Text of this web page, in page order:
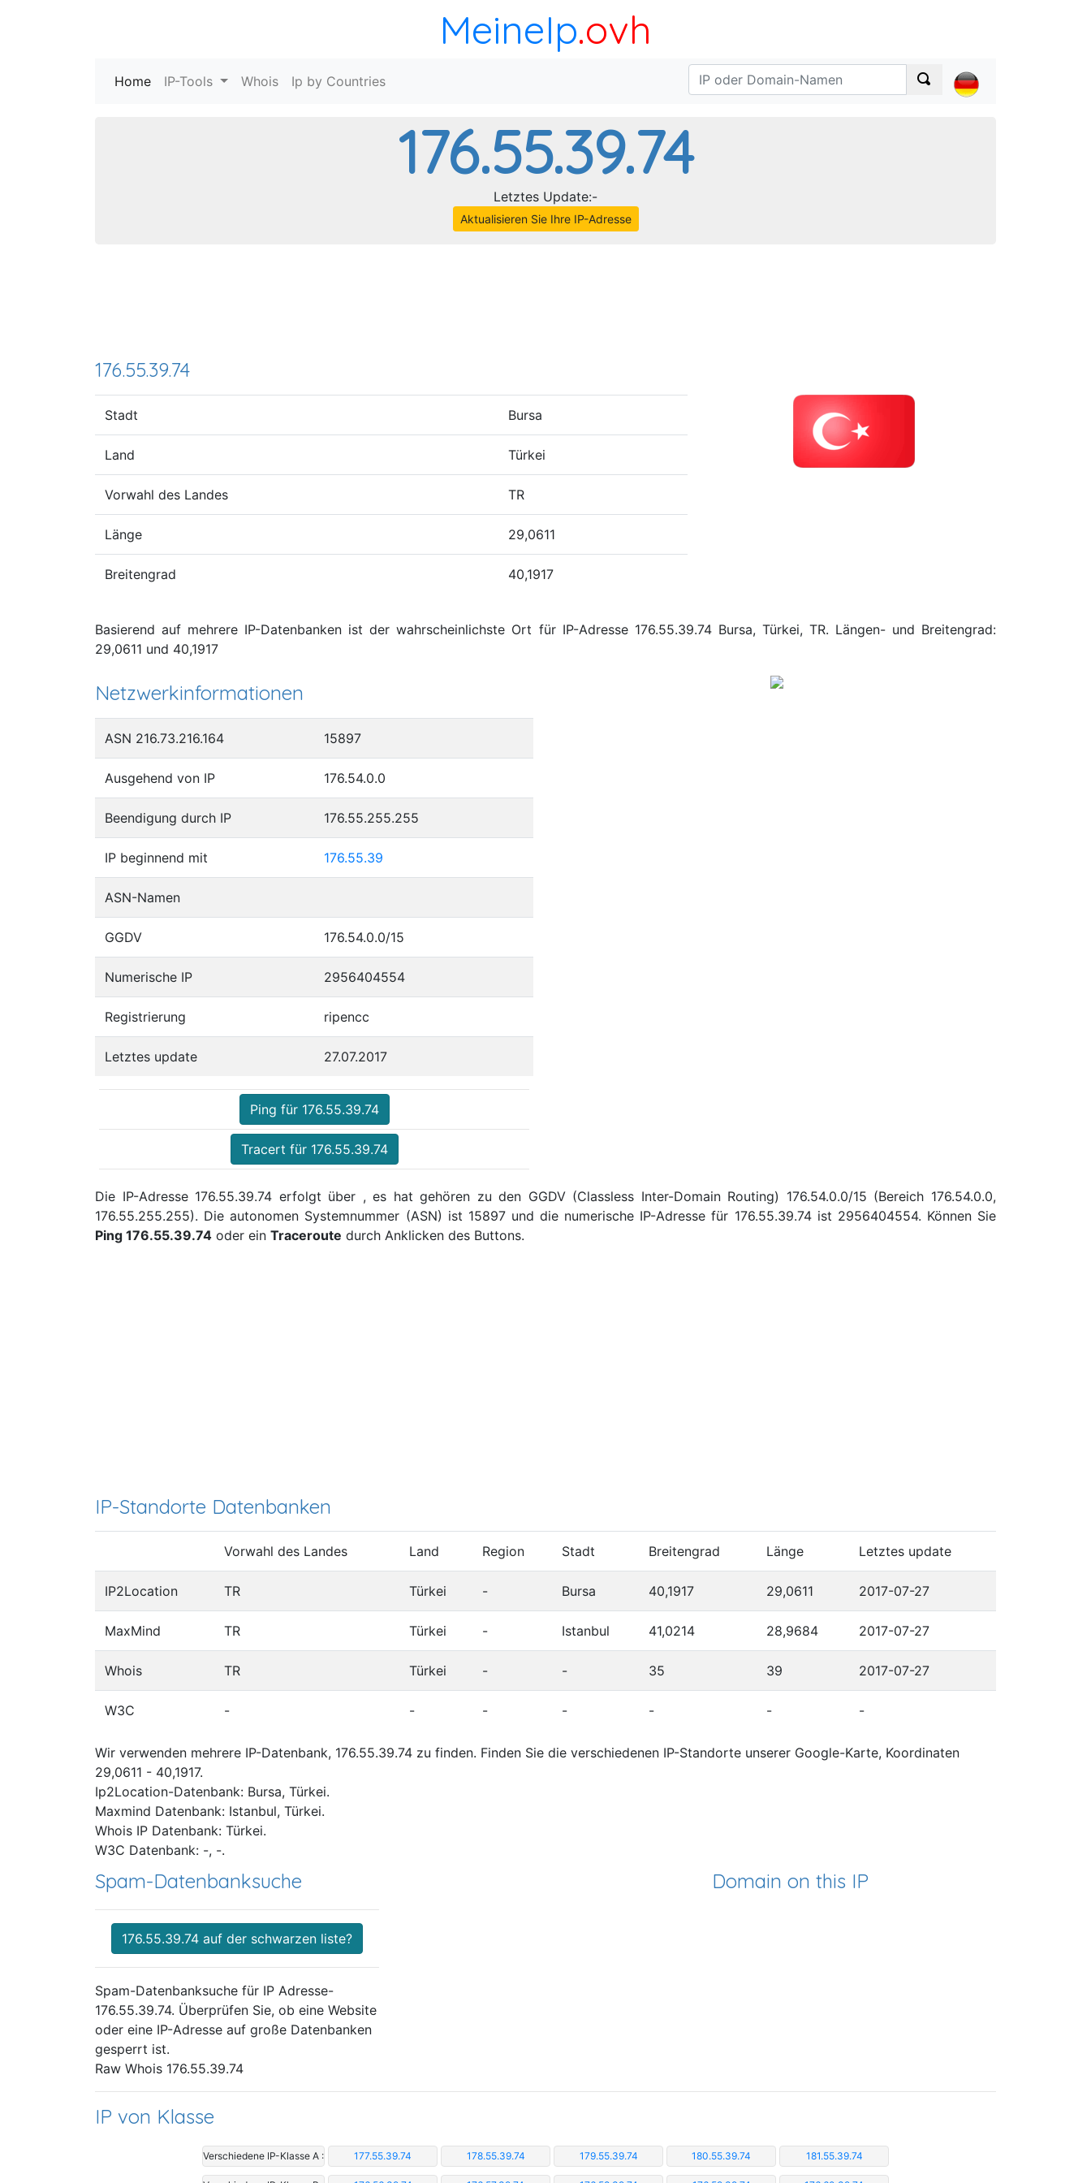
MeineIp.ovh
Home (current)
IP-Tools Whois Ip by Countries
176.55.39.74
Letztes Update:-
Aktualisieren Sie Ihre IP-Adresse
176.55.39.74
Stadt Bursa
Land Türkei
Vorwahl des Landes TR
Länge 29,0611
Breitengrad 40,1917
Basierend auf mehrere IP-Datenbanken ist der wahrscheinlichste Ort für IP-Adresse 176.55.39.74 Bursa, Türkei, TR. Längen- und Breitengrad:
29,0611 und 40,1917
Netzwerkinformationen
ASN 216.73.216.164 15897
Ausgehend von IP 176.54.0.0
Beendigung durch IP 176.55.255.255
IP beginnend mit 176.55.39
ASN-Namen
GGDV 176.54.0.0/15
Numerische IP 2956404554
Registrierung ripencc
Letztes update 27.07.2017
Ping für 176.55.39.74
Tracert für 176.55.39.74
Die IP-Adresse 176.55.39.74 erfolgt über , es hat gehören zu den GGDV (Classless Inter-Domain Routing) 176.54.0.0/15 (Bereich 176.54.0.0,
176.55.255.255). Die autonomen Systemnummer (ASN) ist 15897 und die numerische IP-Adresse für 176.55.39.74 ist 2956404554. Können Sie
Ping 176.55.39.74 oder ein Traceroute durch Anklicken des Buttons.
IP-Standorte Datenbanken
Vorwahl des Landes Land Region Stadt Breitengrad Länge Letztes update
IP2Location TR Türkei - Bursa 40,1917 29,0611 2017-07-27
MaxMind TR Türkei - Istanbul 41,0214 28,9684 2017-07-27
Whois TR Türkei - - 35 39 2017-07-27
W3C - - - - - - -
Wir verwenden mehrere IP-Datenbank, 176.55.39.74 zu finden. Finden Sie die verschiedenen IP-Standorte unserer Google-Karte, Koordinaten
29,0611 - 40,1917.
Ip2Location-Datenbank: Bursa, Türkei.
Maxmind Datenbank: Istanbul, Türkei.
Whois IP Datenbank: Türkei.
W3C Datenbank: -, -.
Spam-Datenbanksuche
176.55.39.74 auf der schwarzen liste?
Spam-Datenbanksuche für IP Adresse-
176.55.39.74. Überprüfen Sie, ob eine Website
oder eine IP-Adresse auf große Datenbanken
gesperrt ist.
Domain on this IP
Raw Whois 176.55.39.74
IP von Klasse
Verschiedene IP-Klasse A : 177.55.39.74 178.55.39.74 179.55.39.74 180.55.39.74 181.55.39.74